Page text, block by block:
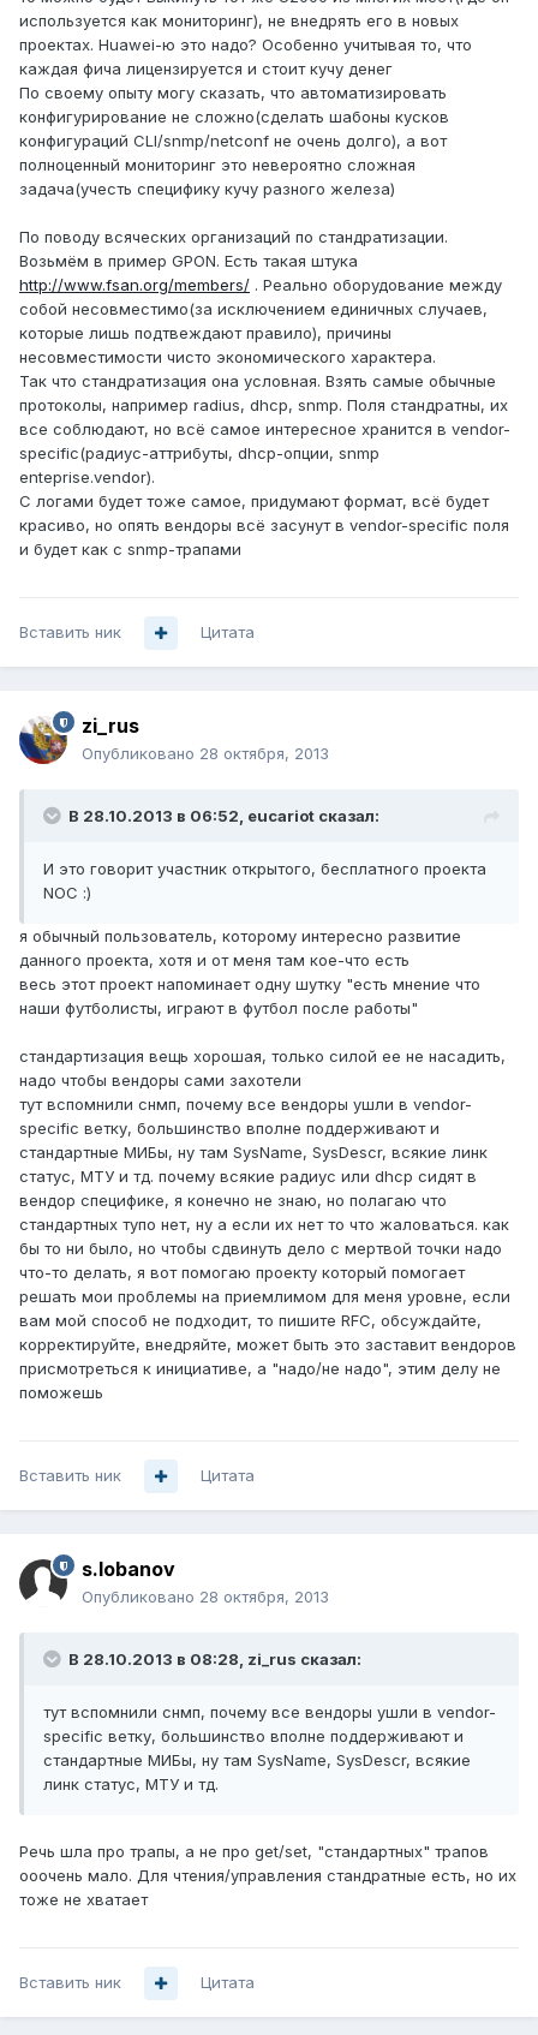
используется как мониторинг), не внедрять его в новых
проектах. Huawei-ю это надо? Особенно учитывая то, что
каждая фича лицензируется и стоит кучу денег
По своему опыту могу сказать, что автоматизировать
конфигурирование не сложно(сделать шабоны кусков
конфигураций CLI/snmp/netconf не очень долго), а вот
полноценный мониторинг это невероятно сложная
задача(учесть специфику кучу разного железа)
По поводу всяческих организаций по стандратизации.
Возьмём в пример GPON. Есть такая штука
http://www.fsan.org/members/ . Реально оборудование между
собой несовместимо(за исключением единичных случаев,
которые лишь подтвеждают правило), причины
несовместимости чисто экономического характера.
Так что стандратизация она условная. Взять самые обычные
протоколы, например radius, dhcp, snmp. Поля стандратны, их
все соблюдают, но всё самое интересное хранится в vendor-
specific(радиус-аттрибуты, dhcp-опции, snmp
enteprise.vendor).
С логами будет тоже самое, придумают формат, всё будет
красиво, но опять вендоры всё засунут в vendor-specific поля
и будет как с snmp-трапами
Вставить ник Цитата
zi_rus
Опубликовано 28 октября, 2013
В 28.10.2013 в 06:52, eucariot сказал:
И это говорит участник открытого, бесплатного проекта
NOC :)
я обычный пользователь, которому интересно развитие
данного проекта, хотя и от меня там кое-что есть
весь этот проект напоминает одну шутку "есть мнение что
наши футболисты, играют в футбол после работы"
стандартизация вещь хорошая, только силой ее не насадить,
надо чтобы вендоры сами захотели
тут вспомнили снмп, почему все вендоры ушли в vendor-
specific ветку, большинство вполне поддерживают и
стандартные МИБы, ну там SysName, SysDescr, всякие линк
статус, МТУ и тд. почему всякие радиус или dhcp сидят в
вендор специфике, я конечно не знаю, но полагаю что
стандартных тупо нет, ну а если их нет то что жаловаться. как
бы то ни было, но чтобы сдвинуть дело с мертвой точки надо
что-то делать, я вот помогаю проекту который помогает
решать мои проблемы на приемлимом для меня уровне, если
вам мой способ не подходит, то пишите RFC, обсуждайте,
корректируйте, внедряйте, может быть это заставит вендоров
присмотреться к инициативе, а "надо/не надо", этим делу не
поможешь
Вставить ник Цитата
s.lobanov
Опубликовано 28 октября, 2013
В 28.10.2013 в 08:28, zi_rus сказал:
тут вспомнили снмп, почему все вендоры ушли в vendor-
specific ветку, большинство вполне поддерживают и
стандартные МИБы, ну там SysName, SysDescr, всякие
линк статус, МТУ и тд.
Речь шла про трапы, а не про get/set, "стандартных" трапов
ооочень мало. Для чтения/управления стандратные есть, но их
тоже не хватает
Вставить ник Цитата